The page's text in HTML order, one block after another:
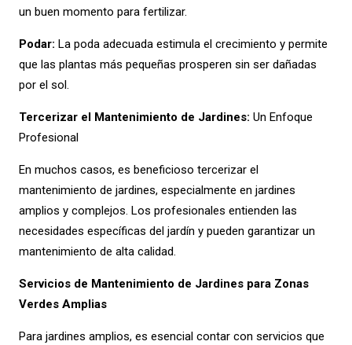
un buen momento para fertilizar.
Podar: La poda adecuada estimula el crecimiento y permite
que las plantas más pequeñas prosperen sin ser dañadas
por el sol.
Tercerizar el Mantenimiento de Jardines: Un Enfoque
Profesional
En muchos casos, es beneficioso tercerizar el
mantenimiento de jardines, especialmente en jardines
amplios y complejos. Los profesionales entienden las
necesidades específicas del jardín y pueden garantizar un
mantenimiento de alta calidad.
Servicios de Mantenimiento de Jardines para Zonas
Verdes Amplias
Para jardines amplios, es esencial contar con servicios que